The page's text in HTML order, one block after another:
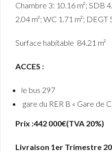
Chambre 3: 10.16 m²; SDB
2.04 m²; WC 1.71 m²; DEGT
Surface habitable 84.21 m²
ACCES :
le bus 297
gare du RER B « Gare de
Prix :442 000€(TVA 20%)
Livraison 1er Trimestre